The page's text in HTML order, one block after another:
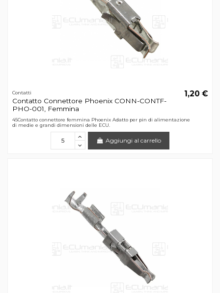
Contatti
Contatto Connettore Phoenix CONN-CONTF-
PHO-001, Femmina
1,20 €
45Contatto connettore femmina Phoenix Adatto per pin di alimentazione
di medie e grandi dimensioni delle ECU.
Aggiungi al carrello